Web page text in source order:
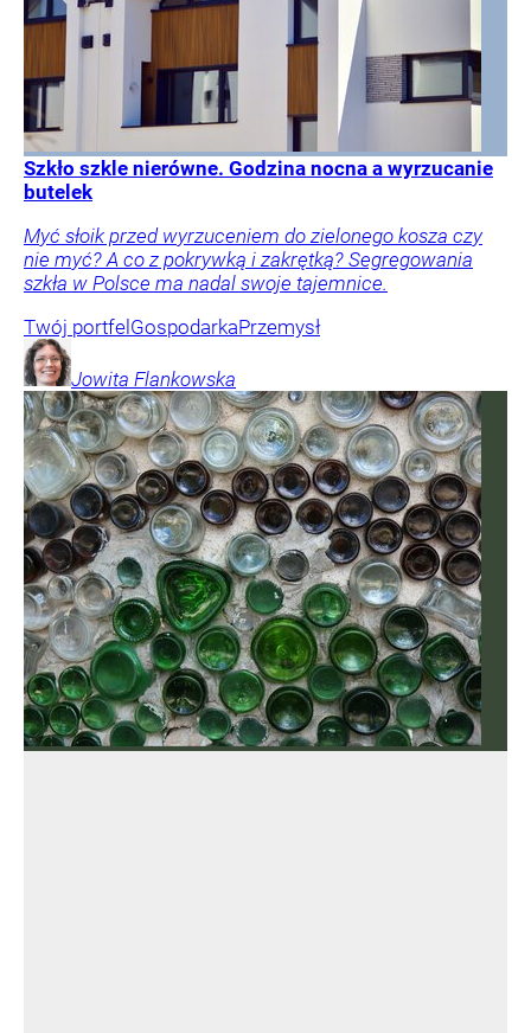
Szkło szkle nierówne. Godzina nocna a wyrzucanie
butelek
Myć słoik przed wyrzuceniem do zielonego kosza czy
nie myć? A co z pokrywką i zakrętką? Segregowania
szkła w Polsce ma nadal swoje tajemnice.
Twój portfelGospodarkaPrzemysł
Jowita Flankowska